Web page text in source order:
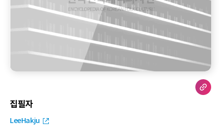
집필자
LeeHakju